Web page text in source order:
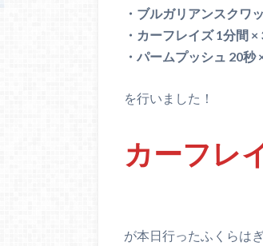
・ブルガリアンスクワ
・カーフレイズ 1分間 ×
・パームプッシュ 20秒
を行いました！
カーフレ
が本日行ったふくらは